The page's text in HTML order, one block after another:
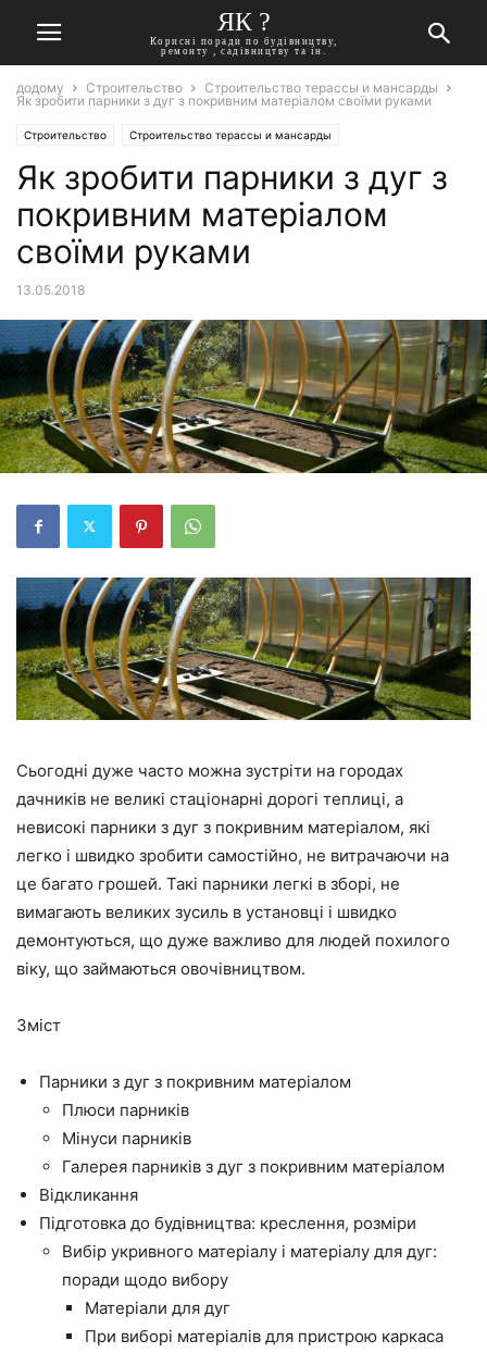
ЯК ?
Корисні поради по будівництву,
ремонту , садівництву та ін.
додому Строительство
Строительство терассы и мансарды
Як зробити парники з дуг з покривним матеріалом своїми руками
Строительство Строительство терассы и мансарды
Як зробити парники з дуг з
покривним матеріалом
своїми руками
13.05.2018
Сьогодні дуже часто можна зустріти на городах
дачників не великі стаціонарні дорогі теплиці, а
невисокі парники з дуг з покривним матеріалом, які
легко і швидко зробити самостійно, не витрачаючи на
це багато грошей. Такі парники легкі в зборі, не
вимагають великих зусиль в установці і швидко
демонтуються, що дуже важливо для людей похилого
віку, що займаються овочівництвом.
Зміст
Парники з дуг з покривним матеріалом
Плюси парників
Мінуси парників
Галерея парників з дуг з покривним матеріалом
Відкликання
Підготовка до будівництва: креслення, розміри
Вибір укривного матеріалу і матеріалу для дуг:
поради щодо вибору
Матеріали для дуг
При виборі матеріалів для пристрою каркаса